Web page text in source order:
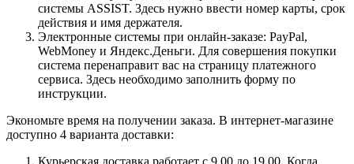
системы ASSIST. Здесь нужно ввести номер карты, срок
действия и имя держателя.
Электронные системы при онлайн-заказе: PayPal,
WebMoney и Яндекс.Деньги. Для совершения покупки
система перенаправит вас на страницу платежного
сервиса. Здесь необходимо заполнить форму по
инструкции.
Экономьте время на получении заказа. В интернет-магазине
доступно 4 варианта доставки:
Курьерская доставка работает с 9.00 до 19.00. Когда